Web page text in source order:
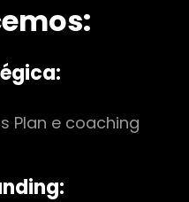
Plan e coaching